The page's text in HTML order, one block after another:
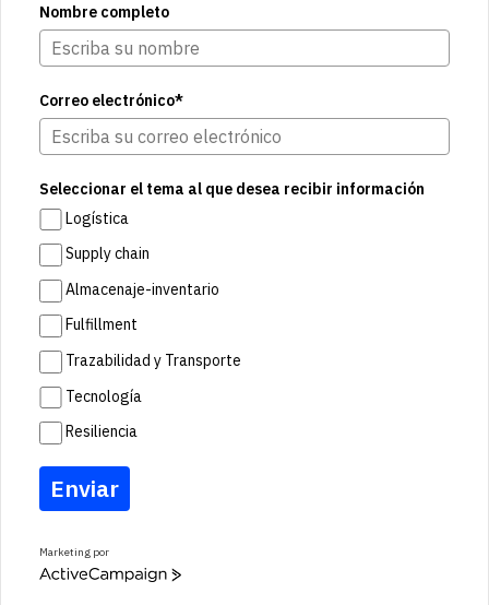
Nombre completo
Correo electrónico*
Seleccionar el tema al que desea recibir información
Logística
Supply chain
Almacenaje-inventario
Fulfillment
Trazabilidad y Transporte
Tecnología
Resiliencia
Enviar
Marketing por
A